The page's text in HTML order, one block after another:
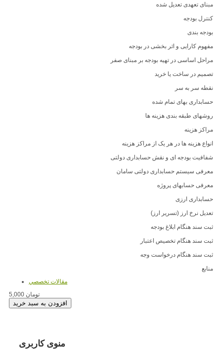
مبنای تعهدی تعدیل شده
کنترل بودجه
بودجه بندی
مفهوم کارایی و اثر بخشی در بودجه
مراحل اساسی در تهیه بودجه بر مبنای صفر
تصمیم در ساخت یا خرید
نقطه سر به سر
حسابداری بهای تمام شده
روشهای طبقه بندی هزینه ها
مراکز هزینه
انواع هزینه ها در هر یک از مراکز هزینه
شفافیت بودجه ای و نقش حسابداری دولتی
معرفی سیستم حسابداری دولتی سامان
معرفی حسابهای پروژه
حسابداری ارزی
تعدیل نرخ ارز (تسریر ارز)
ثبت سند هنگام ابلاغ بودجه
ثبت سند هنگام تخصیص اعتبار
ثبت سند هنگام درخواست وجه
منابع
مقالات تخصصي
5,000 تومان
منوی کاربری